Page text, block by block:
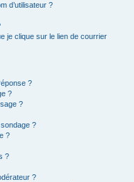
d’utilisateur ?
je clique sur le lien de courrier
?
?
?
?
?
?
?